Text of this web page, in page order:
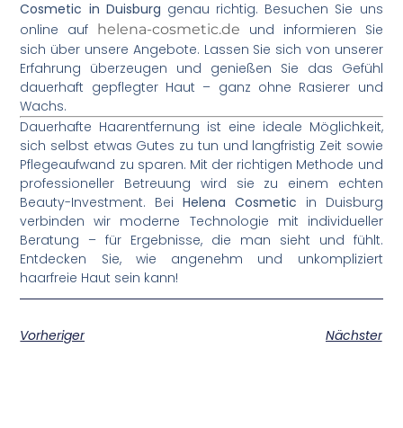
Cosmetic in Duisburg genau richtig. Besuchen Sie uns
online auf helena-cosmetic.de und informieren Sie
sich über unsere Angebote. Lassen Sie sich von unserer
Erfahrung überzeugen und genießen Sie das Gefühl
dauerhaft gepflegter Haut – ganz ohne Rasierer und
Wachs.
Dauerhafte Haarentfernung ist eine ideale Möglichkeit,
sich selbst etwas Gutes zu tun und langfristig Zeit sowie
Pflegeaufwand zu sparen. Mit der richtigen Methode und
professioneller Betreuung wird sie zu einem echten
Beauty-Investment. BeiHelena Cosmetic in Duisburg
verbinden wir moderne Technologie mit individueller
Beratung – für Ergebnisse, die man sieht und fühlt.
Entdecken Sie, wie angenehm und unkompliziert
haarfreie Haut sein kann!
Vorheriger Nächster